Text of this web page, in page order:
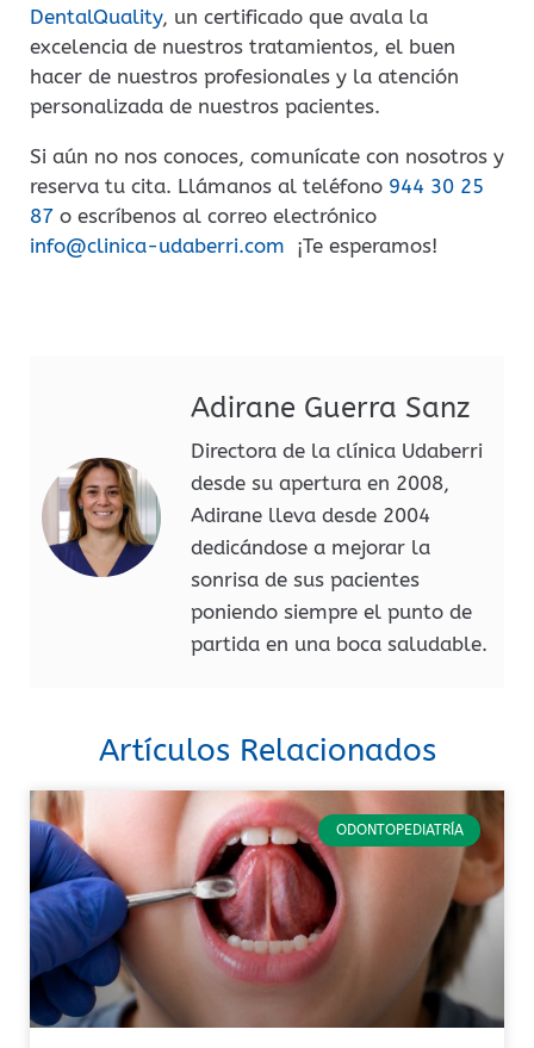
DentalQuality, un certificado que avala la
excelencia de nuestros tratamientos, el buen
hacer de nuestros profesionales y la atención
personalizada de nuestros pacientes.
Si aún no nos conoces, comunícate con nosotros y
reserva tu cita. Llámanos al teléfono 944 30 25
87 o escríbenos al correo electrónico
info@clinica-udaberri.com ¡Te esperamos!
Adirane Guerra Sanz
Directora de la clínica Udaberri
desde su apertura en 2008,
Adirane lleva desde 2004
dedicándose a mejorar la
sonrisa de sus pacientes
poniendo siempre el punto de
partida en una boca saludable.
Artículos Relacionados
ODONTOPEDIATRÍA